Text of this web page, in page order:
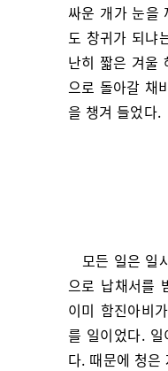
싸운 개가 눈을
도 창귀가 되냐
난히 짧은 겨울
으로 돌아갈 채
을 챙겨 들었다.
모든 일은 일
으로 납채서를
이미 함진아비
를 일이었다.
다. 때문에 청은